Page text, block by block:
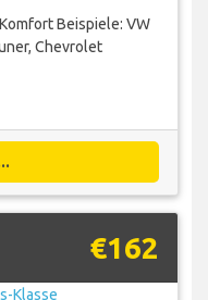
Beispiele: VW
Chevrolet
€162